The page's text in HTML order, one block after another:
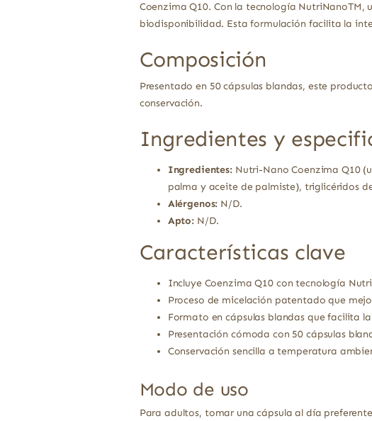
Coenzima Q10. Con la tecnología
biodisponibilidad. Esta formulación facilita la
Composición
Presentado en 50 cápsulas blandas, este
conservación.
Ingredientes y
Ingredientes:Nutri-Nano Coenzima Q10
palma y aceite de palmiste), triglicéridos
Alérgenos: N/D.
Apto: N/D.
Características clave
Incluye Coenzima Q10 con tecnología
Proceso de micelación patentado que
Formato en cápsulas blandas que facilita
Presentación cómoda con 50 cápsulas
Conservación sencilla a temperatura
Modo de uso
Para adultos, tomar una cápsula al día